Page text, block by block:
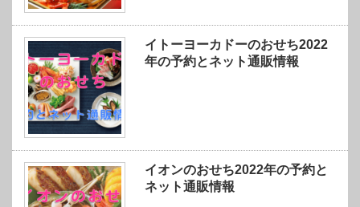
イトーヨーカドーのおせち2022
年の予約とネット通販情報
イオンのおせち2022年の予約と
ネット通販情報